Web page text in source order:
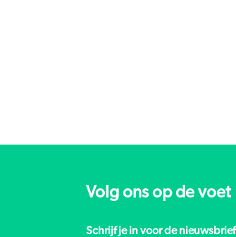
Volg ons op de voet
Schrijf je in voor de nieuwsbrief